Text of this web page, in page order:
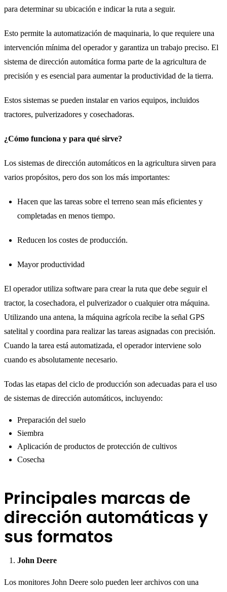
para determinar su ubicación e indicar la ruta a seguir.
Esto permite la automatización de maquinaria, lo que requiere una
intervención mínima del operador y garantiza un trabajo preciso. El
sistema de dirección automática forma parte de la agricultura de
precisión y es esencial para aumentar la productividad de la tierra.
Estos sistemas se pueden instalar en varios equipos, incluidos
tractores, pulverizadores y cosechadoras.
¿Cómo funciona y para qué sirve?
Los sistemas de dirección automáticos en la agricultura sirven para
varios propósitos, pero dos son los más importantes:
Hacen que las tareas sobre el terreno sean más eficientes y
completadas en menos tiempo.
Reducen los costes de producción.
Mayor productividad
El operador utiliza software para crear la ruta que debe seguir el
tractor, la cosechadora, el pulverizador o cualquier otra máquina.
Utilizando una antena, la máquina agrícola recibe la señal GPS
satelital y coordina para realizar las tareas asignadas con precisión.
Cuando la tarea está automatizada, el operador interviene solo
cuando es absolutamente necesario.
Todas las etapas del ciclo de producción son adecuadas para el uso
de sistemas de dirección automáticos, incluyendo:
Preparación del suelo
Siembra
Aplicación de productos de protección de cultivos
Cosecha
Principales marcas de
dirección automáticas y
sus formatos
John Deere
Los monitores John Deere solo pueden leer archivos con una